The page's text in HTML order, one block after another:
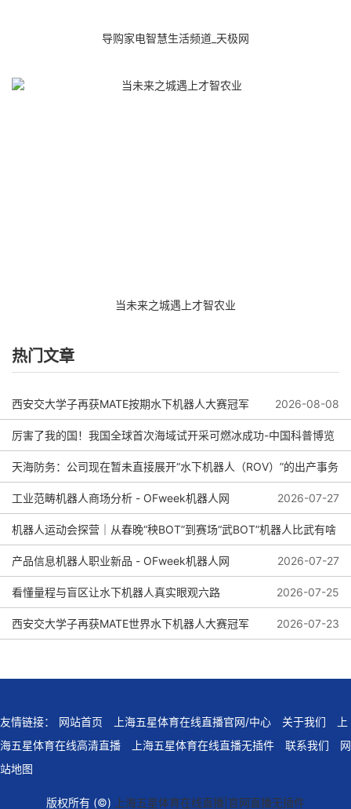
导购家电智慧生活频道_天极网
当未来之城遇上才智农业
热门文章
西安交大学子再获MATE按期水下机器人大赛冠军 2026-08-08
厉害了我的国！我国全球首次海域试开采可燃冰成功-中国科普博览
2026-08-04
天海防务：公司现在暂未直接展开“水下机器人（ROV）”的出产事务
2026-08-01
工业范畴机器人商场分析 - OFweek机器人网 2026-07-27
机器人运动会探营｜从春晚“秧BOT”到赛场“武BOT”机器人比武有啥
看头？
2026-07-27
产品信息机器人职业新品 - OFweek机器人网 2026-07-27
看懂量程与盲区让水下机器人真实眼观六路 2026-07-25
西安交大学子再获MATE世界水下机器人大赛冠军 2026-07-23
友情链接： 网站首页 上海五星体育在线直播官网/中心 关于我们
上
海五星体育在线高清直播
上海五星体育在线直播无插件 联系我们
网
站地图
版权所有 (©) 上海五星体育在线直播|官网直播无插件